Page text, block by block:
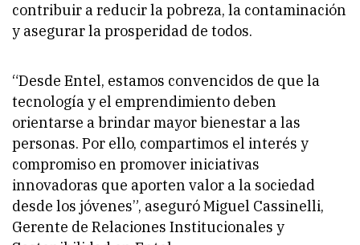
contribuir a reducir la pobreza, la contaminación
y asegurar la prosperidad de todos.
“Desde Entel, estamos convencidos de que la
tecnología y el emprendimiento deben
orientarse a brindar mayor bienestar a las
personas. Por ello, compartimos el interés y
compromiso en promover iniciativas
innovadoras que aporten valor a la sociedad
desde los jóvenes”, aseguró Miguel Cassinelli,
Gerente de Relaciones Institucionales y